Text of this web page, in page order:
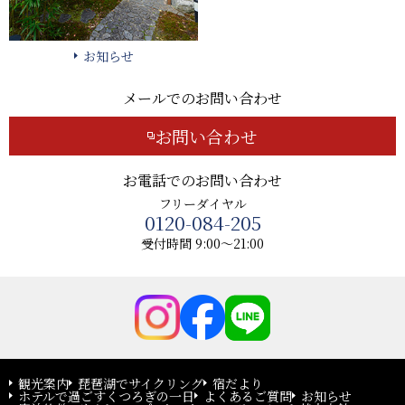
お知らせ
メールでのお問い合わせ
お問い合わせ
お電話でのお問い合わせ
フリーダイヤル
0120-084-205
受付時間 9:00～21:00
観光案内 琵琶湖でサイクリング 宿だより
ホテルで過ごすくつろぎの一日 よくあるご質問 お知らせ